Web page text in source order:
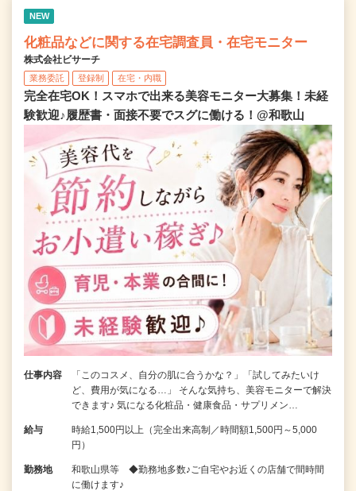
NEW
化粧品などに関する在宅調査員・在宅モニター
株式会社ビサーチ
業務委託 登録制 在宅・内職
完全在宅OK！スマホで出来る美容モニター大募集！未経
験歓迎♪履歴書・面接不要でスグに働ける！@和歌山
仕事内容
「このコスメ、自分の肌に合うかな？」「試してみたいけ
ど、費用が気になる…」 そんな気持ち、美容モニターで解決
できます♪ 気になる化粧品・健康食品・サプリメン…
給与
時給1,500円以上（完全出来高制／時間額1,500円～5,000
円）
勤務地
和歌山県等 ◆勤務地多数♪ご自宅やお近くの店舗で間時間
に働けます♪